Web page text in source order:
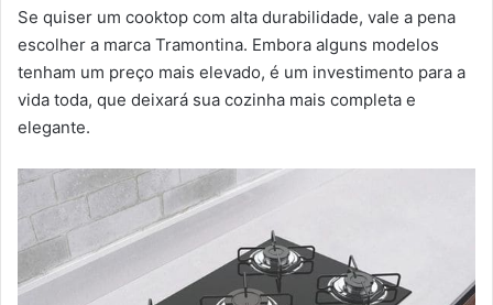
Se quiser um cooktop com alta durabilidade, vale a pena
escolher a marca Tramontina. Embora alguns modelos
tenham um preço mais elevado, é um investimento para a
vida toda, que deixará sua cozinha mais completa e
elegante.